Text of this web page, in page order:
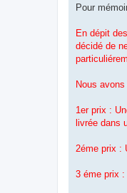
s
g
Pour
En dépit
décidé de
Nous
1er prix :
livrée dans
2éme prix :
3 éme prix :